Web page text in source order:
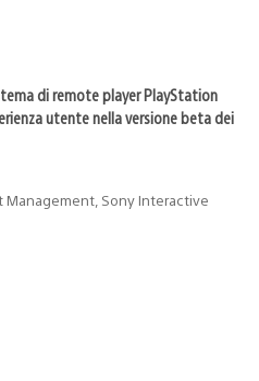
di remote player PlayStation
utente nella versione beta dei
Management, Sony Interactive